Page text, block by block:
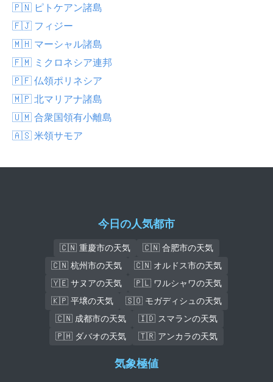
🇵🇳 ピトケアン諸島
🇫🇯 フィジー
🇲🇭 マーシャル諸島
🇫🇲 ミクロネシア連邦
🇵🇫 仏領ポリネシア
🇲🇵 北マリアナ諸島
🇺🇲 合衆国領有小離島
🇦🇸 米領サモア
今日の人気都市
🇨🇳 重慶市の天気
🇨🇳 合肥市の天気
🇨🇳 杭州市の天気
🇨🇳 オルドス市の天気
🇾🇪 サヌアの天気
🇵🇱 ワルシャワの天気
🇰🇵 平壌の天気
🇸🇴 モガディシュの天気
🇨🇳 成都市の天気
🇮🇩 スマランの天気
🇵🇭 ダバオの天気
🇹🇷 アンカラの天気
気象極値